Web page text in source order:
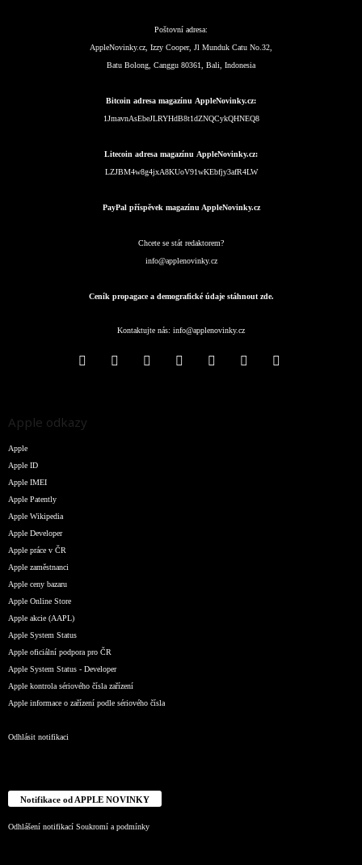
Poštovní adresa:
AppleNovinky.cz, Izzy Cooper, Jl Munduk Catu No.32,
Batu Bolong, Canggu 80361, Bali, Indonesia
Bitcoin adresa magazínu AppleNovinky.cz:
1JmavnAsEbeJLRYHdB8t1dZNQCykQHNEQ8
Litecoin adresa magazínu AppleNovinky.cz:
LZJBM4w8g4jxA8KUoV91wKEbfjy3afR4LW
PayPal příspěvek magazínu AppleNovinky.cz
Chcete se stát redaktorem?
info@applenovinky.cz
Ceník propagace a demografické údaje stáhnout zde.
Kontaktujte nás: info@applenovinky.cz
Apple odkazy
Apple
Apple ID
Apple IMEI
Apple Patently
Apple Wikipedia
Apple Developer
Apple práce v ČR
Apple zaměstnanci
Apple ceny bazaru
Apple Online Store
Apple akcie (AAPL)
Apple System Status
Apple oficiální podpora pro ČR
Apple System Status - Developer
Apple kontrola sériového čísla zařízení
Apple informace o zařízení podle sériového čísla
Odhlásit notifikaci
Notifikace od APPLE NOVINKY
Odhlášení notifikací Soukromí a podmínky